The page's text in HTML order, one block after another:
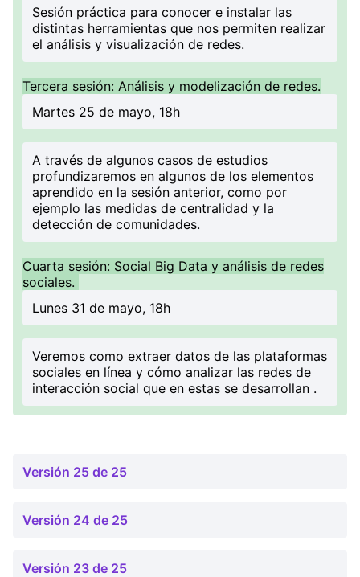
Sesión práctica para conocer e instalar las
distintas herramientas que nos permiten realizar
el análisis y visualización de redes.
Tercera sesión: Análisis y modelización de redes.
Martes 25 de mayo, 18h
A través de algunos casos de estudios
profundizaremos en algunos de los elementos
aprendido en la sesión anterior, como por
ejemplo las medidas de centralidad y la
detección de comunidades.
Cuarta sesión: Social Big Data y análisis de redes
sociales.
Lunes 31 de mayo, 18h
Veremos como extraer datos de las plataformas
sociales en línea y cómo analizar las redes de
interacción social que en estas se desarrollan .
Versión 25 de 25
Versión 24 de 25
Versión 23 de 25